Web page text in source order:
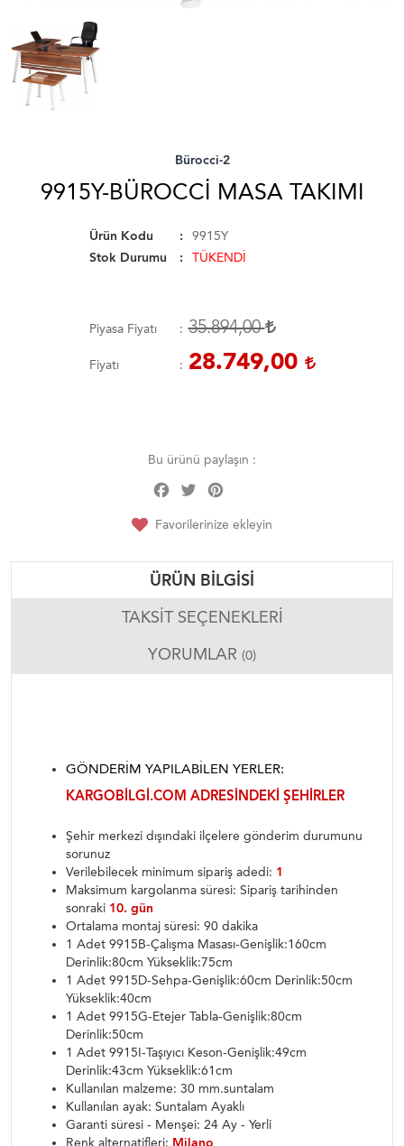
Bürocci-2
9915Y-BÜROCCI MASA TAKIMI
Ürün Kodu
9915Y
Stok Durumu
TÜKENDİ
Piyasa Fiyatı 35.894,00
Fiyatı 28.749,00
Bu ürünü paylaşın :
Facebook
Twitter
Favorilerinize ekleyin
ÜRÜN BILGISI
TAKSIT SEÇENEKLERI
YORUMLAR (0)
GÖNDERIM YAPILABILEN YERLER:
KARGOBILGI.COM ADRESINDEKI ŞEHIRLER
Şehir merkezi dışındaki ilçelere gönderim durumunu
sorunuz
Verilebilecek minimum sipariş adedi: 1
Maksimum kargolanma süresi: Sipariş tarihinden
sonraki 10. gün
Ortalama montaj süresi: 90 dakika
1 Adet 9915B-Çalışma Masası-Genişlik:160cm
Derinlik:80cm Yükseklik:75cm
1 Adet 9915D-Sehpa-Genişlik:60cm Derinlik:50cm
Yükseklik:40cm
1 Adet 9915G-Etejer Tabla-Genişlik:80cm
Derinlik:50cm
1 Adet 9915I-Taşıyıcı Keson-Genişlik:49cm
Derinlik:43cm Yükseklik:61cm
Kullanılan malzeme: 30 mm.suntalam
Kullanılan ayak: Suntalam Ayaklı
Garanti süresi - Menşei: 24 Ay - Yerli
Renk alternatifleri: Milano